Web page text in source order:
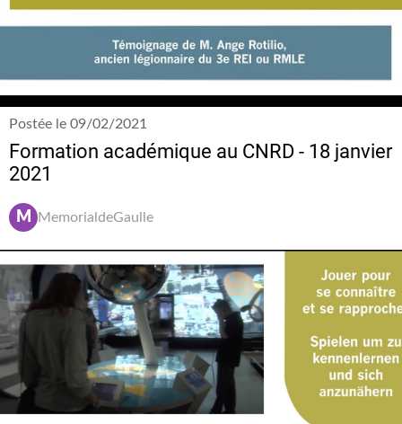
Postée le 09/02/2021
Formation académique au CNRD - 18 janvier
2021
M MemorialdeGaulle